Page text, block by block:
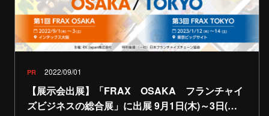
PR 2022/09/01
【展示会出展】「FRAX OSAKA フランチャイ
ズビジネスの総合展」に出展 9月1日(木)～3日(…